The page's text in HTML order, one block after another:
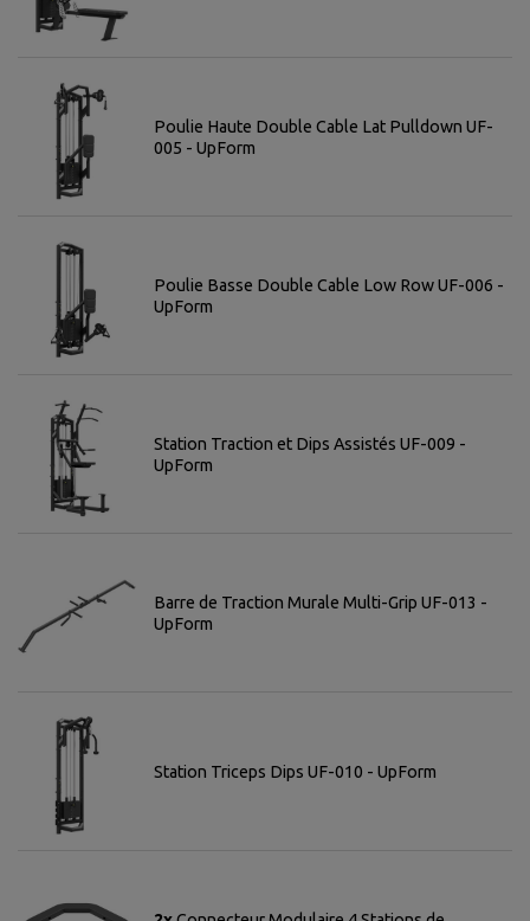
Poulie Haute Double Cable Lat Pulldown UF-
005 - UpForm
Poulie Basse Double Cable Low Row UF-006 -
UpForm
Station Traction et Dips Assistés UF-009 -
UpForm
Barre de Traction Murale Multi-Grip UF-013 -
UpForm
Station Triceps Dips UF-010 - UpForm